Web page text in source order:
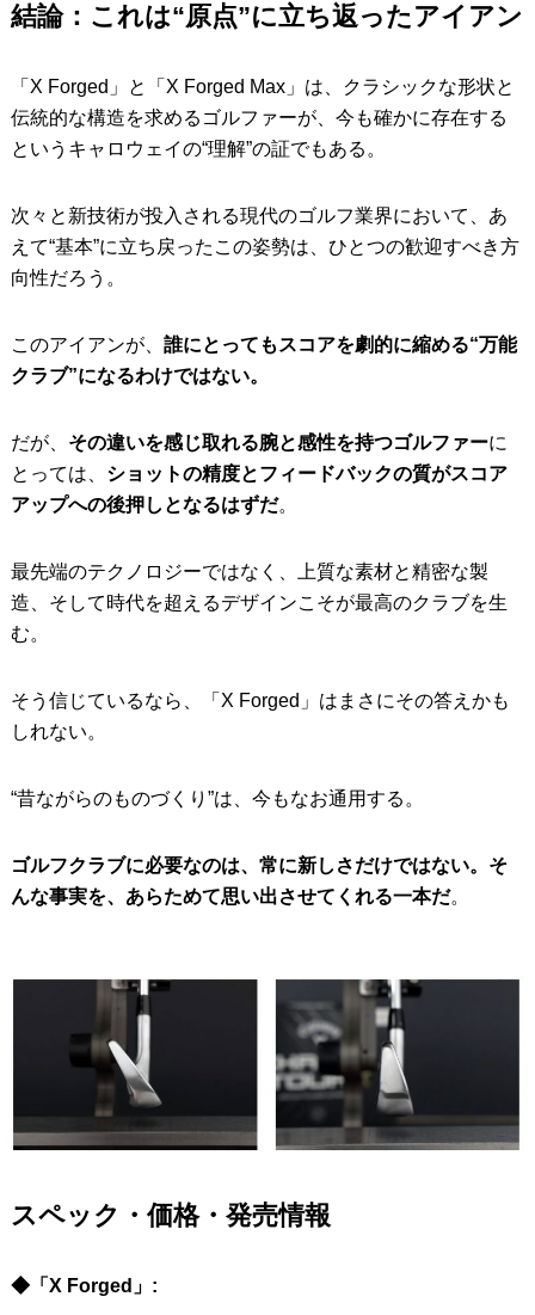
結論：これは“原点”に立ち返ったアイアン
「X Forged」と「X Forged Max」は、クラシックな形状と
伝統的な構造を求めるゴルファーが、今も確かに存在する
というキャロウェイの“理解”の証でもある。
次々と新技術が投入される現代のゴルフ業界において、あ
えて“基本”に立ち戻ったこの姿勢は、ひとつの歓迎すべき方
向性だろう。
このアイアンが、 誰にとってもスコアを劇的に縮める“万能
クラブ”になるわけではない。
だが、 その違いを感じ取れる腕と感性を持つゴルファーに
とっては、 ショットの精度とフィードバックの質がスコア
アップへの後押しとなるはずだ。
最先端のテクノロジーではなく、上質な素材と精密な製
造、そして時代を超えるデザインこそが最高のクラブを生
む。
そう信じているなら、「X Forged」はまさにその答えかも
しれない。
“昔ながらのものづくり”は、今もなお通用する。
ゴルフクラブに必要なのは、常に新しさだけではない。そ
んな事実を、あらためて思い出させてくれる一本だ。
スペック・価格・発売情報
◆「X Forged」: